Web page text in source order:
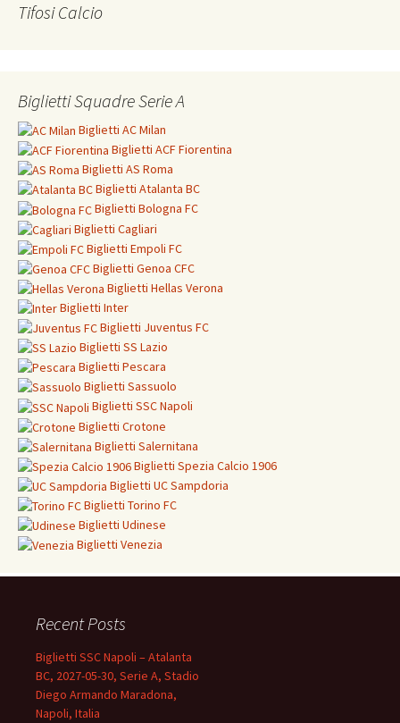
Tifosi Calcio
Biglietti Squadre Serie A
Biglietti AC Milan
Biglietti ACF Fiorentina
Biglietti AS Roma
Biglietti Atalanta BC
Biglietti Bologna FC
Biglietti Cagliari
Biglietti Empoli FC
Biglietti Genoa CFC
Biglietti Hellas Verona
Biglietti Inter
Biglietti Juventus FC
Biglietti SS Lazio
Biglietti Pescara
Biglietti Sassuolo
Biglietti SSC Napoli
Biglietti Crotone
Biglietti Salernitana
Biglietti Spezia Calcio 1906
Biglietti UC Sampdoria
Biglietti Torino FC
Biglietti Udinese
Biglietti Venezia
Recent Posts
Biglietti SSC Napoli – Atalanta
BC, 2027-05-30, Serie A, Stadio
Diego Armando Maradona,
Napoli, Italia